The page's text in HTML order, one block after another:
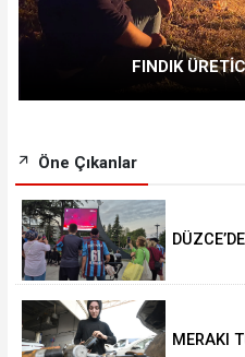
FINDIK
Öne Çıkanlar
MERAKI